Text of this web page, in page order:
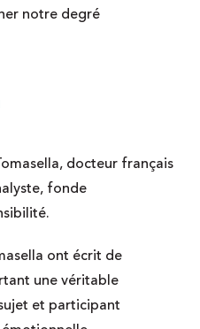
notre degré
docteur français
fonde
ont écrit de
une véritable
et participant